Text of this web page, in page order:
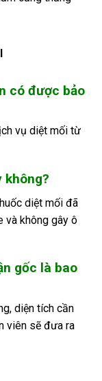
có được bảo
vụ diệt mối từ
không?
diệt mối đã
và không gây ô
gốc là bao
diện tích cần
viên sẽ đưa ra